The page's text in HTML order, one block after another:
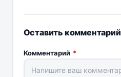
Оставить комментарий
Комментарий *